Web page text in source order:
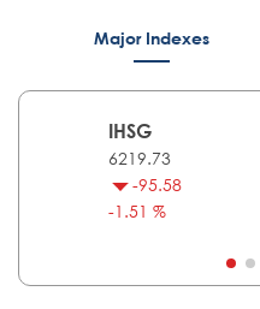
Major Indexes
IHSG
6219.73
-95.58
-1.51 %